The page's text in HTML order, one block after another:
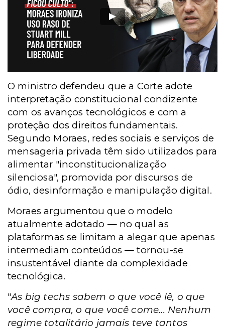
O ministro defendeu que a Corte adote
interpretação constitucional condizente
com os avanços tecnológicos e com a
proteção dos direitos fundamentais.
Segundo Moraes, redes sociais e serviços de
mensageria privada têm sido utilizados para
alimentar "inconstitucionalização
silenciosa", promovida por discursos de
ódio, desinformação e manipulação digital.
Moraes argumentou que o modelo
atualmente adotado — no qual as
plataformas se limitam a alegar que apenas
intermediam conteúdos — tornou-se
insustentável diante da complexidade
tecnológica.
"As big techs sabem o que você lê, o que
você compra, o que você come... Nenhum
regime totalitário jamais teve tantos